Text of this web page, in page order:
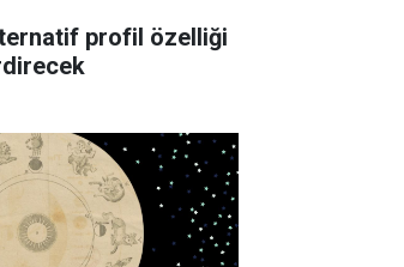
profil özelliği